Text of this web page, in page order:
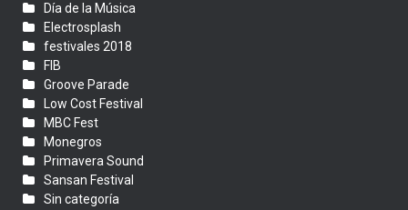
Día de la Música
Electrosplash
festivales 2018
FIB
Groove Parade
Low Cost Festival
MBC Fest
Monegros
Primavera Sound
Sansan Festival
Sin categoría